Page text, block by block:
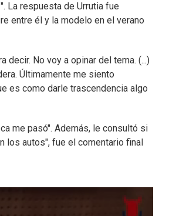
La respuesta de Urrutia fue
entre él y la modelo en el verano
decir. No voy a opinar del tema. (...)
Últimamente me siento
es como darle trascendencia algo
me pasó". Además, le consultó si
los autos", fue el comentario final